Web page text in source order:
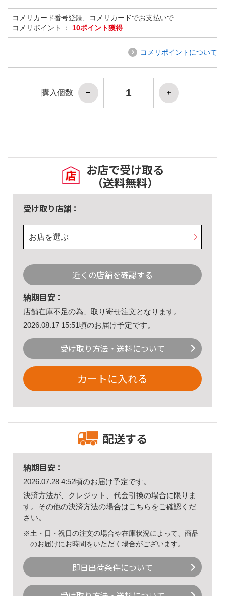
コメリカード番号登録、コメリカードでお支払いで
コメリポイント ： 10ポイント獲得
コメリポイントについて
購入個数
お店で受け取る
（送料無料）
受け取り店舗：
お店を選ぶ
近くの店舗を確認する
納期目安：
店舗在庫不足の為、取り寄せ注文となります。
2026.08.17 15:51頃のお届け予定です。
受け取り方法・送料について
カートに入れる
配送する
納期目安：
2026.07.28 4:52頃のお届け予定です。
決済方法が、クレジット、代金引換の場合に限りま
す。その他の決済方法の場合はこちら をご確認くだ
さい。
※土・日・祝日の注文の場合や在庫状況によって、商品
のお届けにお時間をいただく場合がございます。
即日出荷条件について